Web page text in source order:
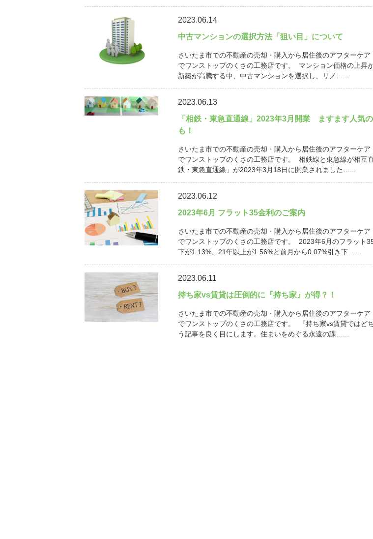
2023.06.14
中古マンションの選択方法「狙い目」について
さいたま市での不動産の売却・購入から居住後のアフターケア
でワンストップのくさの工務店です。 マンション価格の上昇
新築が高騰する中、中古マンションを選択し、リノ…...
2023.06.13
「相鉄・東急直通線」2023年3月開業 ますます人気
も！
さいたま市での不動産の売却・購入から居住後のアフターケア
でワンストップのくさの工務店です。 相鉄線と東急線が相互
鉄・東急直通線」が2023年3月18日に開業されました…...
2023.06.12
2023年6月 フラット35金利のご案内
さいたま市での不動産の売却・購入から居住後のアフターケア
でワンストップのくさの工務店です。 2023年6月のフラット
下が1.13%、21年以上が1.56%と前月から0.07%引き下…...
2023.06.11
持ち家vs賃貸は圧倒的に『持ち家』が得？！
さいたま市での不動産の売却・購入から居住後のアフターケア
でワンストップのくさの工務店です。 『持ち家vs賃貸ではど
う記事を良く目にします。住まいをめぐる永遠の課…...